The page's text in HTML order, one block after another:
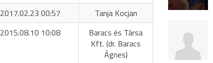
2017.02.23 00:57
Tanja Kocjan
2015.08.10 10:08
Baracs és Társa
Kft. (dr. Baracs
Ágnes)